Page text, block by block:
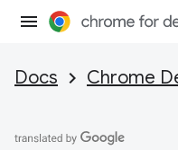
Docs Chrome